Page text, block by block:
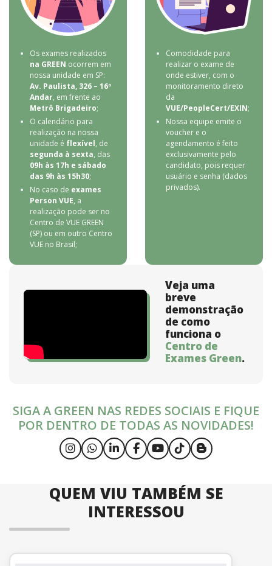
Os exames realizados
na GREEN ocorrem em
nossa unidade em SP:
Av. Paulista, 326 – 16º
Andar, em frente ao
Metrô Brigadeiro;
O calendário para
realização na nossa
unidade é flexível, de
segunda à sexta, das
09h às 17h e sábado
das 9h às 15h30;
No caso de exames
Person VUE, a
realização pode ser no
Centro de VUE GREEN
(SP) ou em outro Centro
VUE no Brasil;
Comodidade para
realizar o exame de
onde estiver, com o
monitoramento direto
da
VUE/PeopleCert/EXIN;
Nossa equipe emite o
voucher e o
agendamento é feito
exclusivamente pelo
candidato, pois requer
usuário e senha (dados
privados).
Veja uma
breve
demonstração
de como
funciona o
Centro de
Exames Green.
SIGA A GREEN NAS REDES SOCIAIS E FIQUE
POR DENTRO DE TODAS AS NOVIDADES!
QUEM VIU TAMBÉM SE
INTERESSOU